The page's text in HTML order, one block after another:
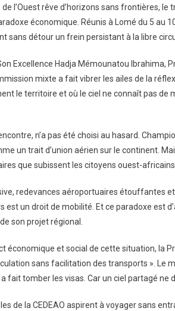
de l’Ouest rêve d’horizons sans frontières,
économique. Réunis à Lomé du 5 au
sans détour un frein persistant à la libre
Excellence Hadja Mémounatou
mixte a fait vibrer les ailes de la
le territoire et où le ciel ne connaît pas de
n’a pas été choisi au hasard.
un trait d’union aérien sur le continent.
que subissent les citoyens ouest-
redevances aéroportuaires étouffantes
est un droit de mobilité. Et ce paradoxe est
son projet régional.
économique et social de cette situation, la
sans facilitation des transports ».
fait tomber les visas. Car un ciel partagé ne
de la CEDEAO aspirent à voyager sans